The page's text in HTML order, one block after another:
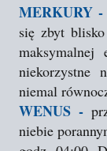
MERKURY -
się zbyt
niekorzystne
niemal
WENUS -
niebie